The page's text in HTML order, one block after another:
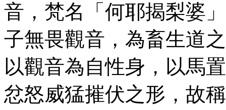
音，梵名「何耶揭梨婆
子無畏觀音，為畜生道
以觀音為自性身，以馬
忿怒威猛摧伏之形，故